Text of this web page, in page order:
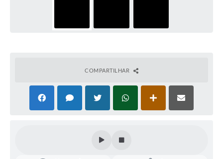
Telefones Prefeitura Municipal
Feriados Municipais
Imprensa
COMPARTILHAR